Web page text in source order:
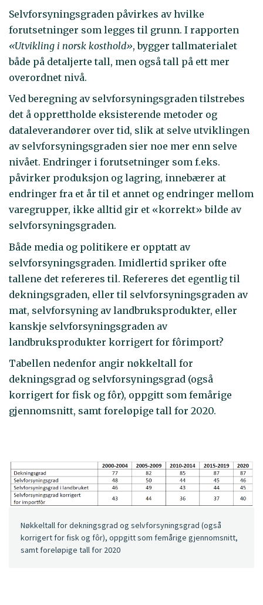
Selvforsyningsgraden påvirkes av hvilke
forutsetninger som legges til grunn. I rapporten
«Utvikling i norsk kosthold», bygger tallmaterialet
både på detaljerte tall, men også tall på ett mer
overordnet nivå.
Ved beregning av selvforsyningsgraden tilstrebes
det å opprettholde eksisterende metoder og
dataleverandører over tid, slik at selve utviklingen
av selvforsyningsgraden sier noe mer enn selve
nivået. Endringer i forutsetninger som f.eks.
påvirker produksjon og lagring, innebærer at
endringer fra et år til et annet og endringer mellom
varegrupper, ikke alltid gir et «korrekt» bilde av
selvforsyningsgraden.
Både media og politikere er opptatt av
selvforsyningsgraden. Imidlertid spriker ofte
tallene det refereres til. Refereres det egentlig til
dekningsgraden, eller til selvforsyningsgraden av
mat, selvforsyning av landbruksprodukter, eller
kanskje selvforsyningsgraden av
landbruksprodukter korrigert for fôrimport?
Tabellen nedenfor angir nøkkeltall for
dekningsgrad og selvforsyningsgrad (også
korrigert for fisk og fôr), oppgitt som femårige
gjennomsnitt, samt foreløpige tall for 2020.
Nøkkeltall for dekningsgrad og selvforsyningsgrad (også
korrigert for fisk og fôr), oppgitt som femårige gjennomsnitt,
samt foreløpige tall for 2020